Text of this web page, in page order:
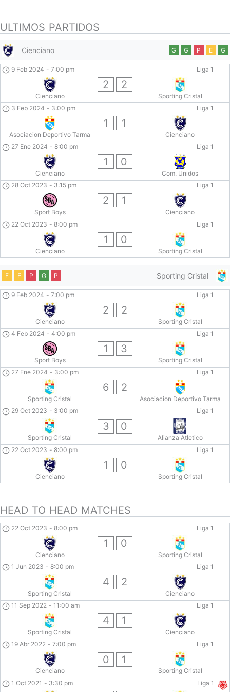
ULTIMOS PARTIDOS
Cienciano G G P E G
Liga 1
9 Feb 2024 - 7:00 pm
Cienciano
2 2
Sporting Cristal
Liga 1
3 Feb 2024 - 3:00 pm
Asociacion Deportivo Tarma
1 1
Cienciano
Liga 1
27 Ene 2024 - 8:00 pm
Cienciano
1 0
Com. Unidos
Liga 1
28 Oct 2023 - 3:15 pm
Sport Boys
2 1
Cienciano
Liga 1
22 Oct 2023 - 8:00 pm
Cienciano
1 0
Sporting Cristal
Sporting Cristal
E E P G P
Liga 1
9 Feb 2024 - 7:00 pm
Cienciano
2 2
Sporting Cristal
Liga 1
4 Feb 2024 - 4:00 pm
Sport Boys
1 3
Sporting Cristal
Liga 1
27 Ene 2024 - 3:00 pm
Sporting Cristal
6 2
Asociacion Deportivo Tarma
Liga 1
29 Oct 2023 - 3:00 pm
Sporting Cristal
3 0
Alianza Atletico
Liga 1
22 Oct 2023 - 8:00 pm
Cienciano
1 0
Sporting Cristal
HEAD TO HEAD MATCHES
Liga 1
22 Oct 2023 - 8:00 pm
Cienciano
1 0
Sporting Cristal
Liga 1
1 Jun 2023 - 8:00 pm
Sporting Cristal
4 2
Cienciano
Liga 1
11 Sep 2022 - 11:00 am
Sporting Cristal
4 1
Cienciano
Liga 1
19 Abr 2022 - 7:00 pm
Cienciano
0 1
Sporting Cristal
Liga 1
1 Oct 2021 - 3:30 pm